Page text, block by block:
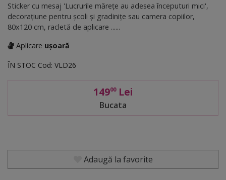
Sticker cu mesaj 'Lucrurile mărețe au adesea începuturi mici',
decorațiune pentru școli și gradinițe sau camera copiilor,
80x120 cm, racletă de aplicare ......
Aplicare ușoară
ÎN STOC Cod: VLD26
14900Lei
Bucata
Adaugă la favorite